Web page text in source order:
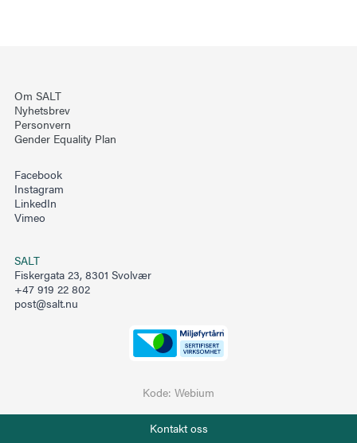
Om SALT
Nyhetsbrev
Personvern
Gender Equality Plan
Facebook
Instagram
LinkedIn
Vimeo
SALT
Fiskergata 23, 8301 Svolvær
+47 919 22 802
post@salt.nu
Kode: Webium
Kontakt oss